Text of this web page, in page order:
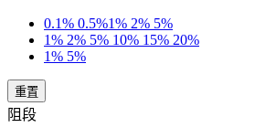
0.1% 0.5%1% 2% 5%
1% 2% 5% 10% 15% 20%
1% 5%
重置
阻段